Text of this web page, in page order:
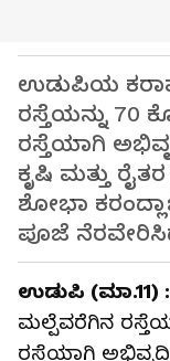
ಉಡುಪಿಯ
ರಸ್ತೆಯನ್ನು 70
ರಸ್ತೆಯಾಗಿ
ಕೃಷಿ ಮತ್ತು
ಶೋಭಾ
ಪೂಜೆ
ಉಡುಪಿ (ಮಾ.11) :
ಮಲ್ಪೆವರೆಗಿನ
ರಸ್ತೆಯಾಗಿ